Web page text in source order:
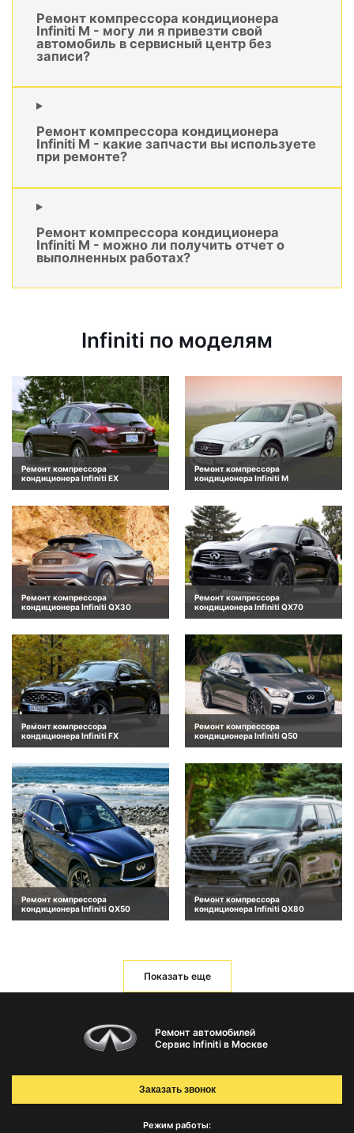
Ремонт компрессора кондиционера
Infiniti M - могу ли я привезти свой
автомобиль в сервисный центр без
записи?
Ремонт компрессора кондиционера
Infiniti M - какие запчасти вы используете
при ремонте?
Ремонт компрессора кондиционера
Infiniti M - можно ли получить отчет о
выполненных работах?
Infiniti по моделям
Ремонт компрессора
кондиционера Infiniti EX
Ремонт компрессора
кондиционера Infiniti M
Ремонт компрессора
кондиционера Infiniti QX30
Ремонт компрессора
кондиционера Infiniti QX70
Ремонт компрессора
кондиционера Infiniti FX
Ремонт компрессора
кондиционера Infiniti Q50
Ремонт компрессора
кондиционера Infiniti QX50
Ремонт компрессора
кондиционера Infiniti QX80
Показать еще
Ремонт автомобилей
Сервис Infiniti в Москве
Режим работы:
Заказать звонок